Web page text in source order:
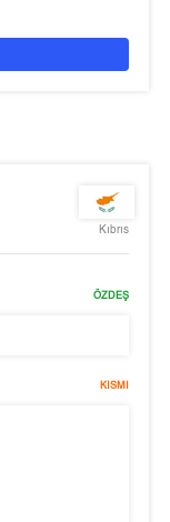
Kıbrıs
ÖZDEŞ
KISMI